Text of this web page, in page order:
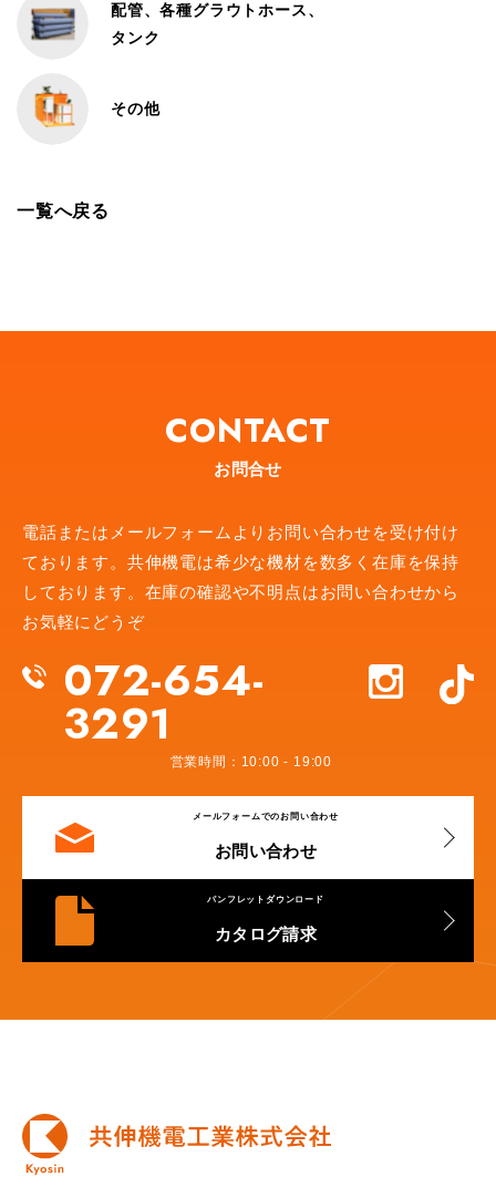
配管、各種グラウトホース、
タンク
その他
一覧へ戻る
CONTACT
お問合せ
電話またはメールフォームより お問い合わせを受け付け
ております。 共伸機電は希少な機材を数多く在庫を保持
しております。 在庫の確認や不明点はお問い合わせから
お気軽にどうぞ
072-654-
3291
営業時間：10:00 - 19:00
メールフォームでのお問い合わせ
お問い合わせ
パンフレットダウンロード
カタログ請求